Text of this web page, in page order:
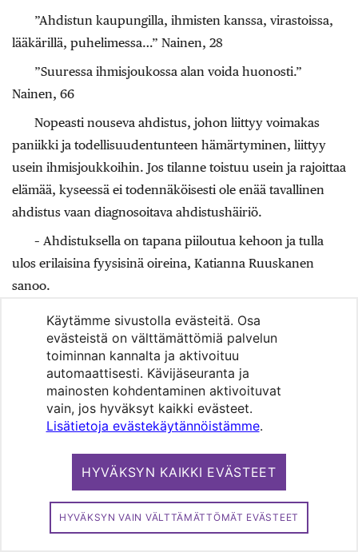
Käytämme sivustolla evästeitä. Osa
evästeistä on välttämättömiä palvelun
toiminnan kannalta ja aktivoituu
automaattisesti. Kävijäseuranta ja
mainosten kohdentaminen aktivoituvat
vain, jos hyväksyt kaikki evästeet.
Lisätietoja evästekäytännöistämme.
HYVÄKSYN KAIKKI EVÄSTEET
HYVÄKSYN VAIN VÄLTTÄMÄTTÖMÄT EVÄSTEET
”Ahdistun kaupungilla, ihmisten kanssa, virastoissa,
lääkärillä, puhelimessa…” Nainen, 28
”Suuressa ihmisjoukossa alan voida huonosti.”
Nainen, 66
Nopeasti nouseva ahdistus, johon liittyy voimakas
paniikki ja todellisuudentunteen hämärtyminen, liittyy
usein ihmisjoukkoihin. Jos tilanne toistuu usein ja rajoittaa
elämää, kyseessä ei todennäköisesti ole enää tavallinen
ahdistus vaan diagnosoitava ahdistushäiriö.
– Ahdistuksella on tapana piiloutua kehoon ja tulla
ulos erilaisina fyysisinä oireina, Katianna Ruuskanen
sanoo.
Keskittyminen fyysiseen pahaan oloon on omiaan
voimistamaan ahdistusta. Ihminen saattaa
paniikkikohtauksessa käydä läpi sydänkohtauksen oireita
ja sitä, pitäisikö tilata ambulanssi.
– Sydänkohtaus ei kuitenkaan ala ihmisen sisäisellä
tunnelmalla, vaan kivulla ja säryllä.
Jos ihmispaljous ei lamauta vaan tuntuu ainoastaan
– Tunne maa jalkojesi alla ja pidä itseäsi kädestä, ellei
mukanasi ole läheistä. Tarkenna katseesi tiettyyn